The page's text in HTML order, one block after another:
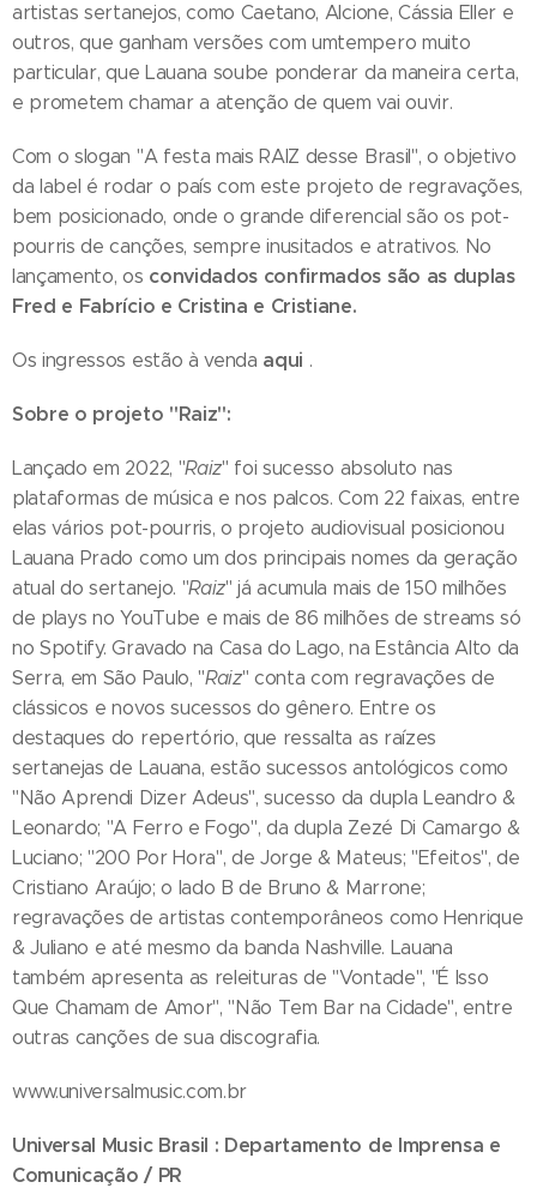
artistas sertanejos, como Caetano, Alcione, Cássia Eller e
outros, que ganham versões com umtempero muito
particular, que Lauana soube ponderar da maneira certa,
e prometem chamar a atenção de quem vai ouvir.
Com o slogan "A festa mais RAIZ desse Brasil", o objetivo
da label é rodar o país com este projeto de regravações,
bem posicionado, onde o grande diferencial são os pot-
pourris de canções, sempre inusitados e atrativos. No
lançamento, os convidados confirmados são as duplas
Fred e Fabrício e Cristina e Cristiane.
Os ingressos estão à venda aqui .
Sobre o projeto "Raiz":
Lançado em 2022, "Raiz" foi sucesso absoluto nas
plataformas de música e nos palcos. Com 22 faixas, entre
elas vários pot-pourris, o projeto audiovisual posicionou
Lauana Prado como um dos principais nomes da geração
atual do sertanejo. "Raiz" já acumula mais de 150 milhões
de plays no YouTube e mais de 86 milhões de streams só
no Spotify. Gravado na Casa do Lago, na Estância Alto da
Serra, em São Paulo, "Raiz" conta com regravações de
clássicos e novos sucessos do gênero. Entre os
destaques do repertório, que ressalta as raízes
sertanejas de Lauana, estão sucessos antológicos como
"Não Aprendi Dizer Adeus", sucesso da dupla Leandro &
Leonardo; "A Ferro e Fogo", da dupla Zezé Di Camargo &
Luciano; "200 Por Hora", de Jorge & Mateus; "Efeitos", de
Cristiano Araújo; o lado B de Bruno & Marrone;
regravações de artistas contemporâneos como Henrique
& Juliano e até mesmo da banda Nashville. Lauana
também apresenta as releituras de "Vontade", "É Isso
Que Chamam de Amor", "Não Tem Bar na Cidade", entre
outras canções de sua discografia.
www.universalmusic.com.br
Universal Music Brasil : Departamento de Imprensa e
Comunicação / PR